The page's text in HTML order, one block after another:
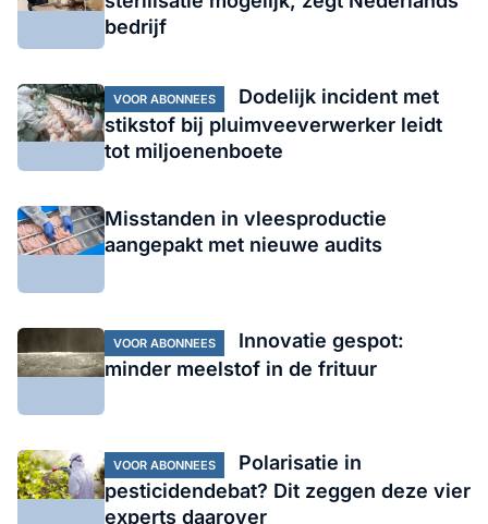
bedrijf
VOOR ABONNEES
Dodelijk incident met
stikstof bij pluimveeverwerker leidt
tot miljoenenboete
Misstanden in vleesproductie
aangepakt met nieuwe audits
VOOR ABONNEES
Innovatie gespot:
minder meelstof in de frituur
VOOR ABONNEES
Polarisatie in
pesticidendebat? Dit zeggen deze vier
experts daarover